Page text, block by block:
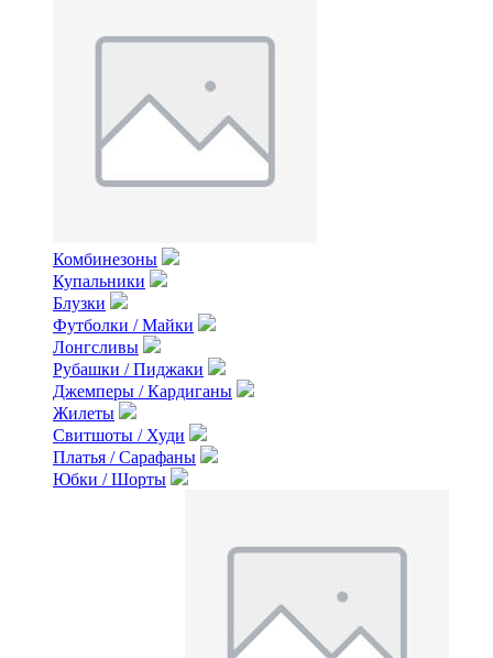
Комбинезоны
Купальники
Блузки
Футболки / Майки
Лонгсливы
Рубашки / Пиджаки
Джемперы / Кардиганы
Жилеты
Свитшоты / Худи
Платья / Сарафаны
Юбки / Шорты